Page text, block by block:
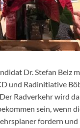
Dr. Stefan
und Radinitiative
Radverkehr wird
sein, wenn
fordern